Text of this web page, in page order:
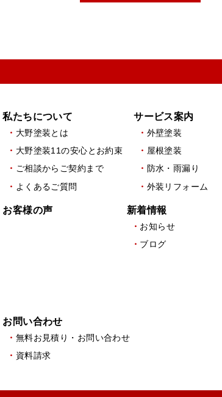
私たちについて
大野塗装とは
大野塗装11の安心とお約束
ご相談からご契約まで
よくあるご質問
サービス案内
外壁塗装
屋根塗装
防水・雨漏り
外装リフォーム
お客様の声 新着情報
お知らせ
ブログ
お問い合わせ
無料お見積り・お問い合わせ
資料請求